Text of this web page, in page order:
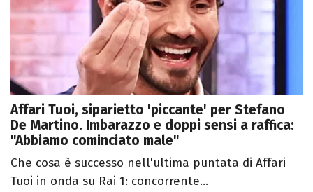
Affari Tuoi, siparietto 'piccante' per Stefano
De Martino. Imbarazzo e doppi sensi a raffica:
"Abbiamo cominciato male"
Che cosa è successo nell'ultima puntata di Affari
Tuoi in onda su Rai 1: concorrente...